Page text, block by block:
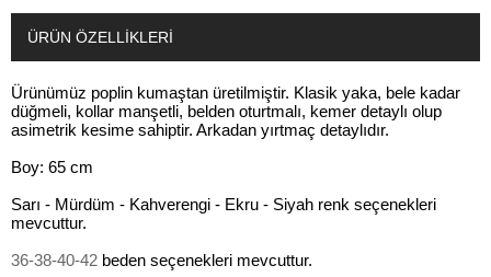
ÜRÜN ÖZELLIKLERI
Ürünümüz poplin kumaştan üretilmiştir. Klasik yaka, bele kadar
düğmeli, kollar manşetli, belden oturtmalı, kemer detaylı olup
asimetrik kesime sahiptir. Arkadan yırtmaç detaylıdır.
Boy: 65 cm
Sarı - Mürdüm - Kahverengi - Ekru - Siyah renk seçenekleri
mevcuttur.
36-38-40-42 beden seçenekleri mevcuttur.